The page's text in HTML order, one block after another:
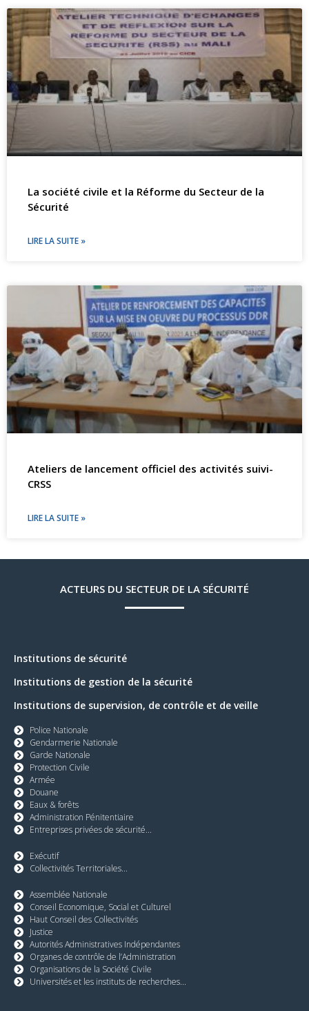
La société civile et la Réforme du Secteur de la
Sécurité
LIRE LA SUITE »
Ateliers de lancement officiel des activités suivi-
CRSS
LIRE LA SUITE »
ACTEURS DU SECTEUR DE LA SÉCURITÉ
Institutions de sécurité
Institutions de gestion de la sécurité
Institutions de supervision, de contrôle et de veille
Police Nationale
Gendarmerie Nationale
Garde Nationale
Protection Civile
Armée
Douane
Eaux & forêts
Administration Pénitentiaire
Entreprises privées de sécurité...
Exécutif
Collectivités Territoriales...
Assemblée Nationale
Conseil Economique, Social et Culturel
Haut Conseil des Collectivités
Justice
Autorités Administratives Indépendantes
Organes de contrôle de l’Administration
Organisations de la Société Civile
Universités et les instituts de recherches...